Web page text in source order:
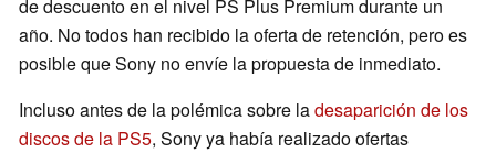
de descuento en el nivel PS Plus Premium durante un
año. No todos han recibido la oferta de retención, pero es
posible que Sony no envíe la propuesta de inmediato.
Incluso antes de la polémica sobre ladesaparición de los
discos de la PS5, Sony ya había realizado ofertas